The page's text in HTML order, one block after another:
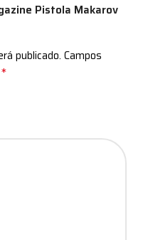
Pistola Makarov
publicado. Campos
*